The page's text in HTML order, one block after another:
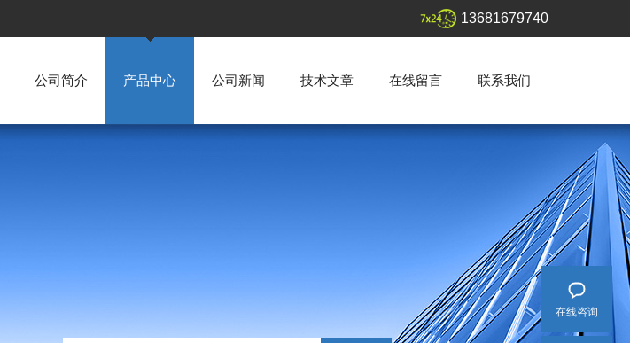
13681679740
公司简介 产品中心 公司新闻 技术文章 在线留言 联系我们
在线咨询